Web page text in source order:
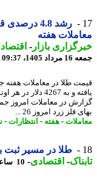
رشد 4.8 درصدی
هفته
بازار- اقتصادی-
09:37
یافته و به 4267 دلار در
فلز زرد امروز 26 ...
-هفته-انتظارات- نرخ
طلا در مسیر ثبت
-اقتصادی-10 ساعت پیش - جمعه 16 مرداد 1405، 09:30